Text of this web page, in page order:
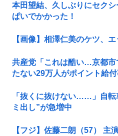
本田望結、久しぶりにセク
ぱいでかかった！
【画像】相澤仁美のケツ、
共産党「これは酷い…京都市
たない29万人がポイント給
「抜くに抜けない……」自転
ミ出し”が急増中
【フジ】佐藤二朗（57） 主